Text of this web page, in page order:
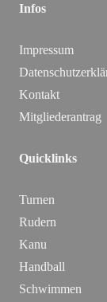
Infos
Impressum
Kontakt
Mitgliederantrag
Quicklinks
Turnen
Rudern
Kanu
Handball
Schwimmen